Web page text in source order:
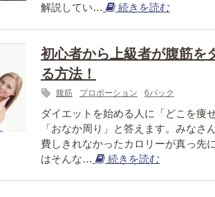
解説してい…
続きを読む
初心者から上級者が腹筋を
る方法！
腹筋 プロポーション 6パック
ダイエットを始める人に「どこを痩
「おなか周り」と答えます。みな
費しきれなかったカロリーが真っ先
はそんな…
続きを読む